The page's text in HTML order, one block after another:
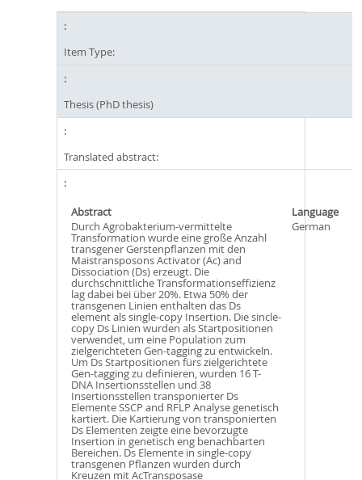
Item Type:
Thesis (PhD thesis)
Translated abstract:
Abstract
Language
Durch Agrobakterium-vermittelte
Transformation wurde eine große Anzahl
transgener Gerstenpflanzen mit den
Maistransposons Activator (Ac) and
Dissociation (Ds) erzeugt. Die
durchschnittliche Transformationseffizienz
lag dabei bei über 20%. Etwa 50% der
transgenen Linien enthalten das Ds
element als single-copy Insertion. Die sincle-
copy Ds Linien wurden als Startpositionen
verwendet, um eine Population zum
zielgerichteten Gen-tagging zu entwickeln.
Um Ds Startpositionen fürs zielgerichtete
Gen-tagging zu definieren, wurden 16 T-
DNA Insertionsstellen und 38
Insertionsstellen transponierter Ds
Elemente SSCP and RFLP Analyse genetisch
kartiert. Die Kartierung von transponierten
Ds Elementen zeigte eine bevorzugte
Insertion in genetisch eng benachbarten
Bereichen. Ds Elemente in single-copy
transgenen Pflanzen wurden durch
Kreuzen mit AcTransposase
German